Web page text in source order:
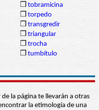
❒ tobramicina
❒ torpedo
❒ transgredir
❒ triangular
❒ trocha
❒ tumbítulo
la página te llevarán a otras
la etimología de una